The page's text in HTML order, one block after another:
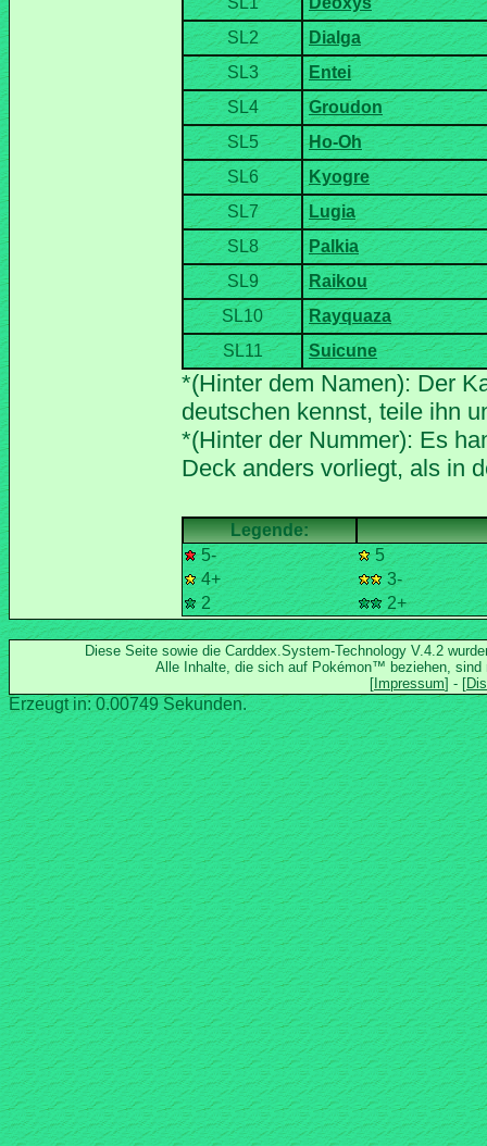
*(Hinter dem Namen): Der
*(Hinter der Nummer): Es
5-
5
4+
3-
2
2+
Diese Seite sowie die Carddex.System-Technology V.4.2
Alle Inhalte, die sich auf Pokémon™ beziehen, sind
Erzeugt in: 0.00749 Sekunden.